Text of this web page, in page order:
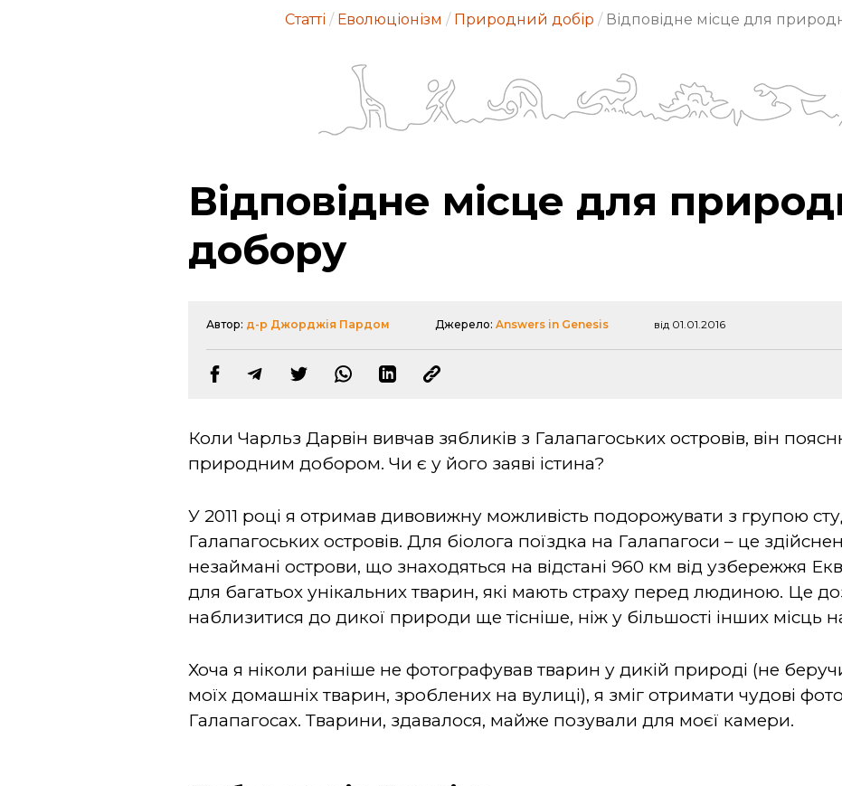
Статті / Еволюціонізм / Природний добір / Відповідне місце для
Відповідне місце для
добору
Автор: д-р Джорджія Пардом Джерело:Answers in Genesis від 01.01.2016
Коли Чарльз Дарвін вивчав зябликів з Галапагоських островів, він
природним добором.Чи є у його заяві істина?
У 2011 році я отримав дивовижну можливість подорожувати з групою
Галапагоських островів. Для біолога поїздка на Галапагоси– це
незаймані острови, що знаходяться на відстані 960 км від узбережжя
для багатьох унікальних тварин, які мають страху перед людиною. Це
наблизитися до дикої природи ще тісніше, ніж у більшості інших місць
Хоча я ніколи раніше не фотографував тварин у дикій природі (не
моїх домашніх тварин, зроблених на вулиці), я зміг отримати чудові
Галапагосах. Тварини, здавалося, майже позували для моєї камери.